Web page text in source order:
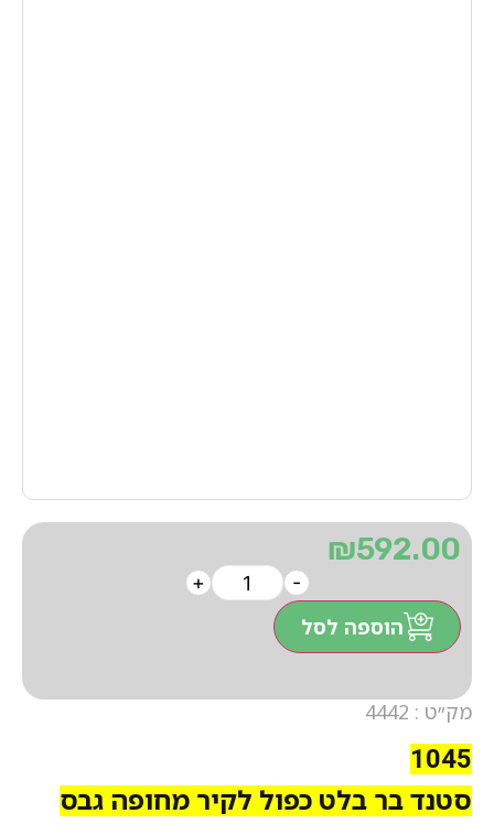
מק״ט : 4442
1045
סטנד בר בלט כפול לקיר מחופה גבס
₪592.00
-
+
הוספה לסל